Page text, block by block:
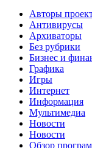
Авторы
Антивирусы
Архиваторы
Без рубрики
Бизнес и
Графика
Игры
Интернет
Информация
Мультимедиа
Новости
Новости
Обзор